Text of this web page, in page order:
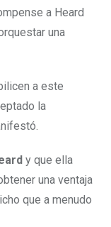
a Heard
una
a este
la
y que ella
una ventaja
que a menudo